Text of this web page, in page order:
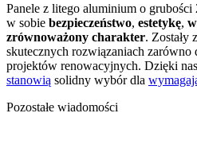
Panele z litego aluminium o grubości
w sobie bezpieczeństwo, estetykę,
zrównoważony charakter. Zostały
skutecznych rozwiązaniach
projektów renowacyjnych. Dzięki
stanowią solidny wybór dla
Pozostałe wiadomości